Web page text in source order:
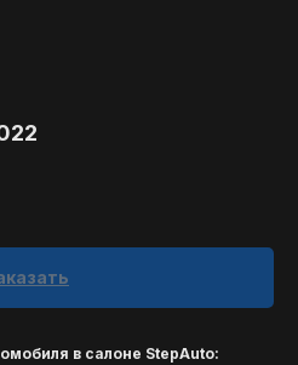
в салоне StepAuto: